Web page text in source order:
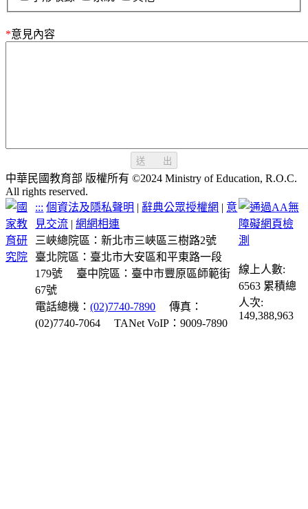
*意見內容
送 出
中華民國教育部 版權所有 ©2024 Ministry of Education, R.O.C.
All rights reserved.
::: 個資法及隱私聲明 | 辭典公眾授權網 | 意
見交流 |網網相連
三峽總院區：新北市三峽區三樹路2號
臺北院區：臺北市大安區和平東路一段
179號
臺中院區：臺中市豐原區師範街
67號
電話總機：(02)7740-7890
傳真：
(02)7740-7064
TANet VoIP：9009-7890
線上人數:
6563 累積總
人次:
149,388,963